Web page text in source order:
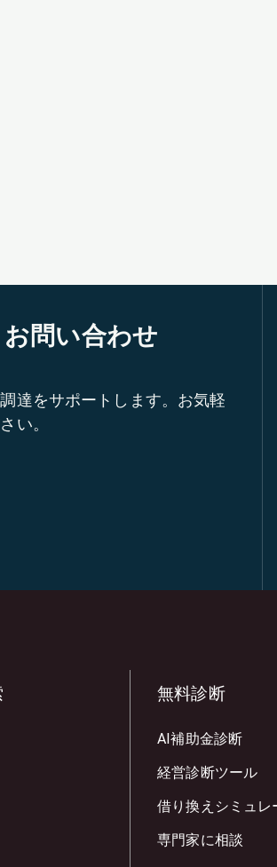
問い合わせ
達をサポートします。お気軽
い。
無料診断
AI補助金診断
経営診断ツール
借り換えシミュレ
専門家に相談